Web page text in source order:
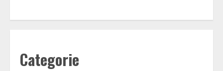
Categorie